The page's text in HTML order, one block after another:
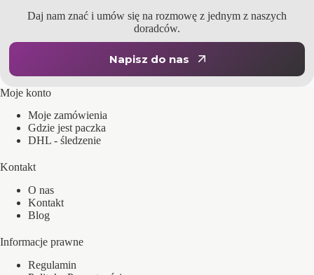
Daj nam znać i umów się na rozmowę z jednym z naszych
doradców.
Napisz do nas
Moje konto
Moje zamówienia
Gdzie jest paczka
DHL - śledzenie
Kontakt
O nas
Kontakt
Blog
Informacje prawne
Regulamin